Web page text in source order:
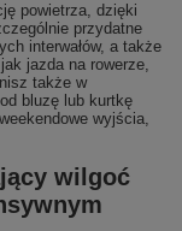
powietrza, dzięki
przydatne
interwałów, a także
jazda na rowerze,
także w
bluzę lub kurtkę
wyjścia,
wilgoć